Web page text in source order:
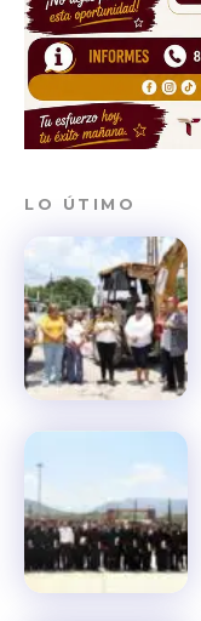
LO ÚTIMO